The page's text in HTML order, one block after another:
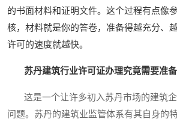
的书面材料和证明文件。这个过程有点像
核，材料就是你的答卷，准备得越充分、
许可的速度就越快。
苏丹建筑行业许可证办理究竟需要准
这是一个让许多初入苏丹市场的建筑企
问题。苏丹的建筑业监管体系有其自身的